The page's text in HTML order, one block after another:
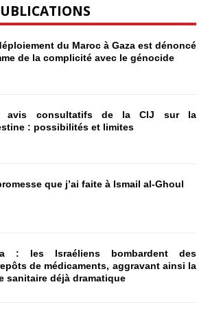
du Maroc à Gaza est dénoncé
de la complicité avec le génocide
avis consultatifs de la CIJ sur la
: possibilités et limites
que j’ai faite à Ismail al-Ghoul
: les Israéliens bombardent des
de médicaments, aggravant ainsi la
sanitaire déjà dramatique